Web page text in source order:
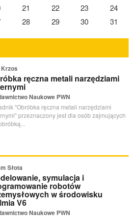
21 22 23
24
28 29 30 31
ręczna metali narzędziami
Naukowe PWN
"Obróbka ręczna metali narzędziami
przeznaczony jest dla osób zajmujących
Słota
symulacja i
robotów
w środowisku
V6
Naukowe PWN